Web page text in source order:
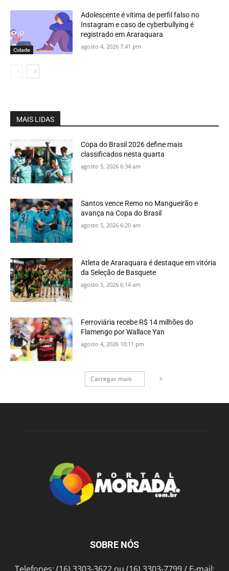
Cidade
Adolescente é vítima de perfil falso no
Instagram e caso de cyberbullying é
registrado em Araraquara
agosto 4, 2026 7:41 pm
MAIS LIDAS
Copa do Brasil 2026 define mais
classificados nesta quarta
agosto 5, 2026 6:34 am
Santos vence Remo no Mangueirão e
avança na Copa do Brasil
agosto 5, 2026 6:20 am
Atleta de Araraquara é destaque em vitória
da Seleção de Basquete
agosto 5, 2026 6:14 am
Ferroviária recebe R$ 14 milhões do
Flamengo por Wallace Yan
agosto 4, 2026 10:11 pm
Carregar mais
SOBRE NÓS